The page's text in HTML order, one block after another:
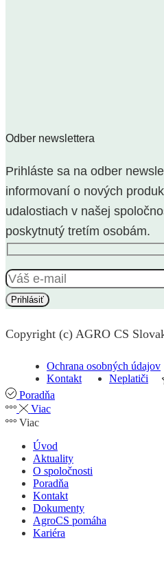
Odber newslettera
Prihláste sa na odber
informovaní o nových
udalostiach v našej
poskytnutý tretím osobám.
Copyright (c) AGRO CS
Ochrana osobných údajov
Kontakt
Neplatiči
Poradňa
Viac
Viac
Úvod
Aktuality
O spoločnosti
Poradňa
Kontakt
Dokumenty
AgroCS pomáha
Kariéra